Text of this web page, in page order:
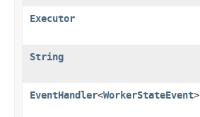
Executor
String
EventHandler<WorkerStateEvent>